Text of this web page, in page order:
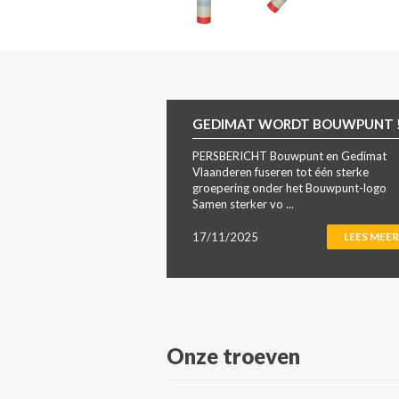
GEDIMAT WORDT BOUWPUNT
PERSBERICHT Bouwpunt en Gedimat
Vlaanderen fuseren tot één sterke
groepering onder het Bouwpunt-logo
Samen sterker vo ...
17/11/2025 LEES MEER
Onze troeven